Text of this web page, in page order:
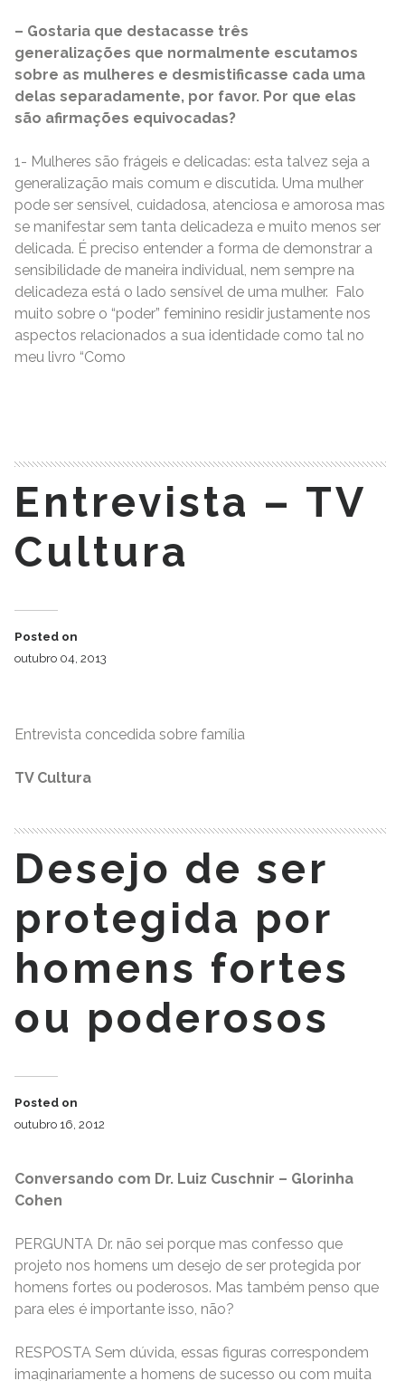
– Gostaria que destacasse três
generalizações que normalmente escutamos
sobre as mulheres e desmistificasse cada uma
delas separadamente, por favor. Por que elas
são afirmações equivocadas?
1- Mulheres são frágeis e delicadas: esta talvez seja a
generalização mais comum e discutida. Uma mulher
pode ser sensível, cuidadosa, atenciosa e amorosa mas
se manifestar sem tanta delicadeza e muito menos ser
delicada. É preciso entender a forma de demonstrar a
sensibilidade de maneira individual, nem sempre na
delicadeza está o lado sensível de uma mulher. Falo
muito sobre o “poder” feminino residir justamente nos
aspectos relacionados a sua identidade como tal no
meu livro “Como
Entrevista – TV
Cultura
Posted on
outubro 04, 2013
Entrevista concedida sobre família
TV Cultura
Desejo de ser
protegida por
homens fortes
ou poderosos
Posted on
outubro 16, 2012
Conversando com Dr. Luiz Cuschnir – Glorinha
Cohen
PERGUNTA Dr. não sei porque mas confesso que
projeto nos homens um desejo de ser protegida por
homens fortes ou poderosos. Mas também penso que
para eles é importante isso, não?
RESPOSTA Sem dúvida, essas figuras correspondem
imaginariamente a homens de sucesso ou com muita